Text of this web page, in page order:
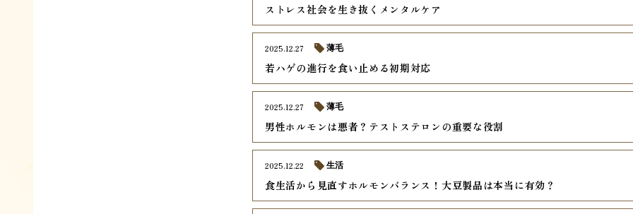
ストレス社会を生き抜くメンタルケア
若ハゲの進行を食い止める初期対応
2025.12.27 薄毛
男性ホルモンは悪者？テストステロンの重要な役割
2025.12.27 薄毛
食生活から見直すホルモンバランス！大豆製品は本当に有効？
2025.12.22 生活